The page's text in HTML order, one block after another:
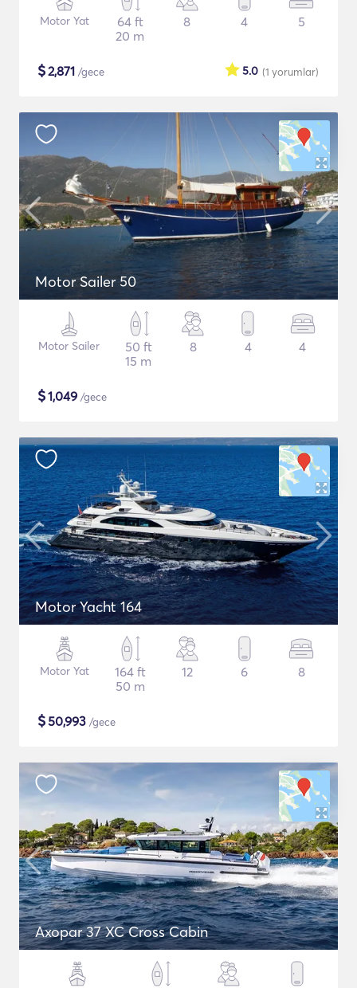
Motor Yat
64 ft
20 m
8 4 5
$2,871 /gece (1 yorumlar)
5.0
Motor Sailer 50
Motor Sailer
50 ft
15 m
8 4 4
$1,049 /gece
Motor Yacht 164
Motor Yat
164 ft
50 m
12 6 8
$50,993 /gece
Axopar 37 XC Cross Cabin